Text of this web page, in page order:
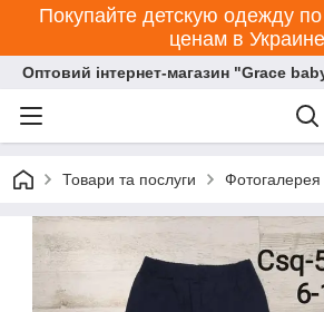
Покупайте детскую одежду
ценам в
Оптовий інтернет-магазин "Grace
Товари та послуги Фотогалерея